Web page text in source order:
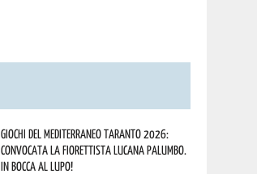
Giochi del Mediterraneo Taranto 2026:
convocata la fiorettista lucana Palumbo.
In bocca al lupo!